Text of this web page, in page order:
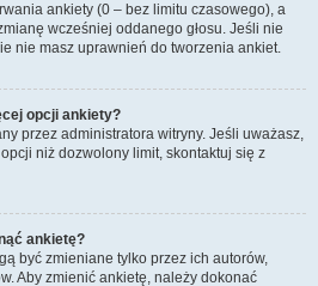
ankiety (0 – bez limitu czasowego), a
wcześniej oddanego głosu. Jeśli nie
nie masz uprawnień do tworzenia ankiet.
opcji ankiety?
przez administratora witryny. Jeśli uważasz,
niż dozwolony limit, skontaktuj się z
ankietę?
być zmieniane tylko przez ich autorów,
Aby zmienić ankietę, należy dokonać